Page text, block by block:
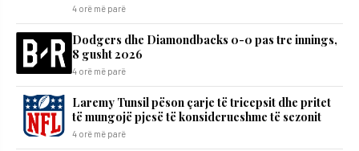
4 orë më parë
Dodgers dhe Diamondbacks 0-0 pas tre innings,
8 gusht 2026
4 orë më parë
Laremy Tunsil pëson çarje të tricepsit dhe pritet
të mungojë pjesë të konsiderueshme të sezonit
4 orë më parë